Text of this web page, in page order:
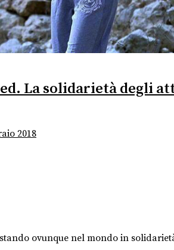
La solidarietà degli
2018
ovunque nel mondo in